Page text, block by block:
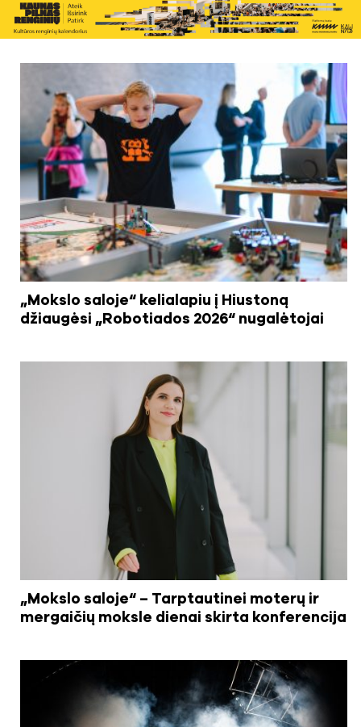
„Mokslo saloje“ kelialapiu į Hiustoną
džiaugėsi „Robotiados 2026“ nugalėtojai
„Mokslo saloje“ – Tarptautinei moterų ir
mergaičių moksle dienai skirta konferencija